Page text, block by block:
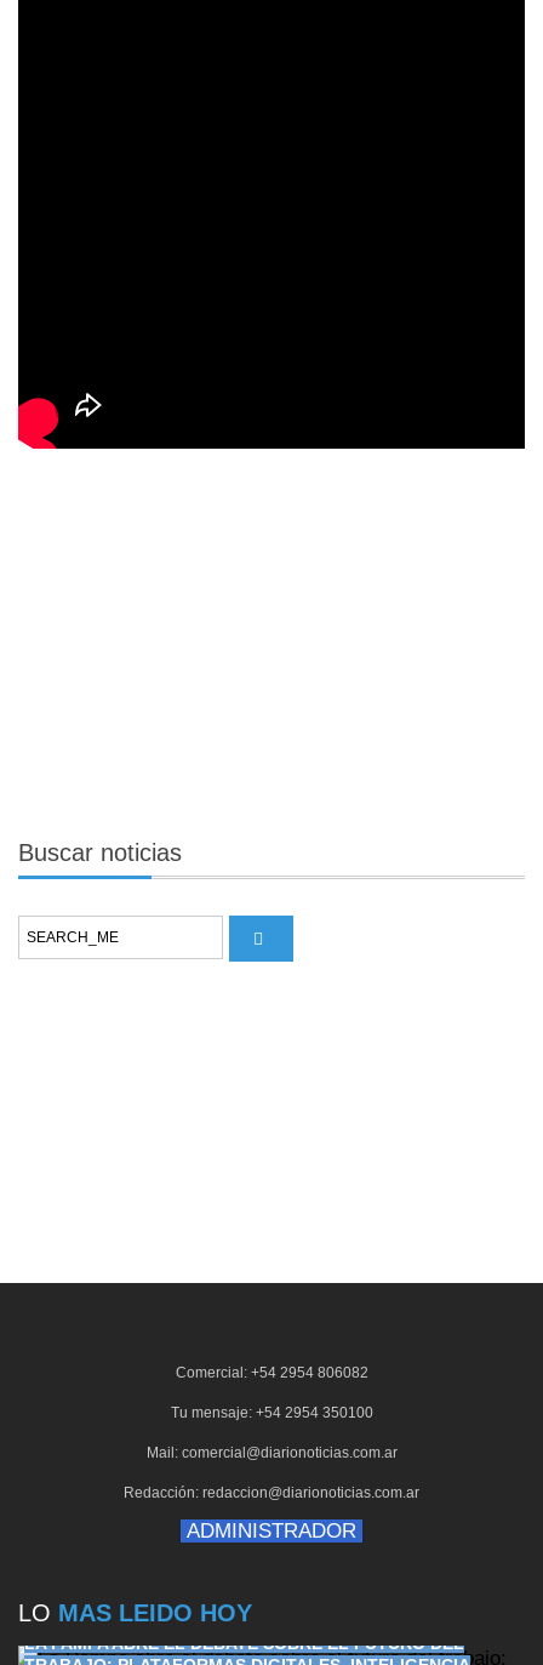
Buscar noticias
Comercial: +54 2954 806082
Tu mensaje: +54 2954 350100
Mail: comercial@diarionoticias.com.ar
Redacción: redaccion@diarionoticias.com.ar
ADMINISTRADOR
LO MAS LEIDO HOY
LA PAMPA ABRE EL DEBATE SOBRE EL FUTURO DEL